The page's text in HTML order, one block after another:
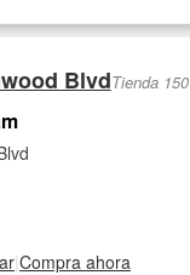
BlvdTienda 150
|Compra ahora